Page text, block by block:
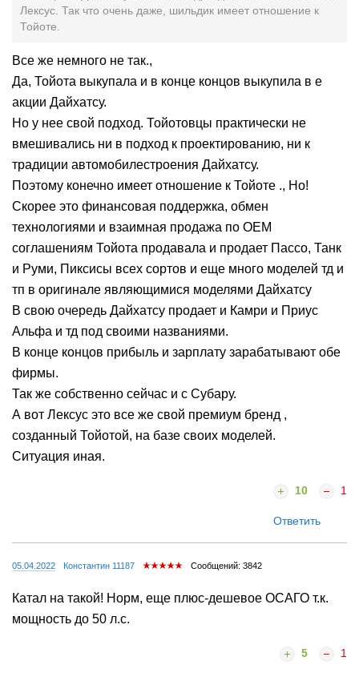
Лексус. Так что очень даже, шильдик имеет отношение к
Тойоте.
Все же немного не так.,
Да, Тойота выкупала и в конце концов выкупила в е
акции Дайхатсу.
Но у нее свой подход. Тойотовцы практически не
вмешивались ни в подход к проектированию, ни к
традиции автомобилестроения Дайхатсу.
Поэтому конечно имеет отношение к Тойоте ., Но!
Скорее это финансовая поддержка, обмен
технологиями и взаимная продажа по ОЕМ
соглашениям Тойота продавала и продает Пассо, Танк
и Руми, Пиксисы всех сортов и еще много моделей тд и
тп в оригинале являющимися моделями Дайхатсу
В свою очередь Дайхатсу продает и Камри и Приус
Альфа и тд под своими названиями.
В конце концов прибыль и зарплату зарабатывают обе
фирмы.
Так же собственно сейчас и с Субару.
А вот Лексус это все же свой премиум бренд ,
созданный Тойотой, на базе своих моделей.
Ситуация иная.
10 1
Ответить
05.04.2022 Константин 11187 Сообщений: 3842
Катал на такой! Норм, еще плюс-дешевое ОСАГО т.к.
мощность до 50 л.с.
5 1